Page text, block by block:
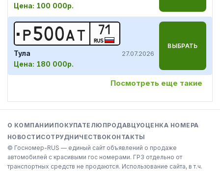
Цена: 100 000р.
Р500А Т 71
RUS
Тула 27.07.2026
Цена: 180 000р.
ВЫБРАТЬ
Посмотреть еще такие
© Госномер-RUS — единый сайт объявлений о продаже
автомобилей с красивыми гос номерами. ГРЗ отдельно от
транспортных средств не продаются. Использование сайта, в т.ч.
О КОМПАНИИ ПОКУПАТЕЛЮ ПРОДАВЦУОЦЕНКА НОМЕРА
НОВОСТИСОТРУДНИЧЕСТВОКОНТАКТЫ